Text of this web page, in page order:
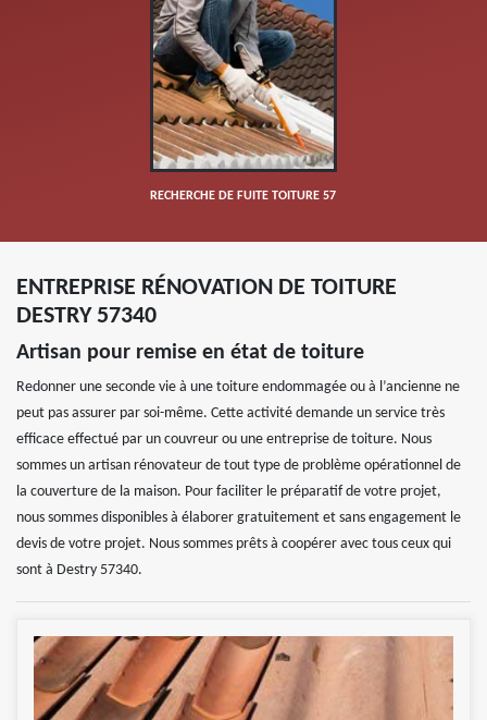
RECHERCHE DE FUITE TOITURE 57
ENTREPRISE RÉNOVATION DE TOITURE
DESTRY 57340
Artisan pour remise en état de toiture
Redonner une seconde vie à une toiture endommagée ou à l’ancienne ne
peut pas assurer par soi-même. Cette activité demande un service très
efficace effectué par un couvreur ou une entreprise de toiture. Nous
sommes un artisan rénovateur de tout type de problème opérationnel de
la couverture de la maison. Pour faciliter le préparatif de votre projet,
nous sommes disponibles à élaborer gratuitement et sans engagement le
devis de votre projet. Nous sommes prêts à coopérer avec tous ceux qui
sont à Destry 57340.